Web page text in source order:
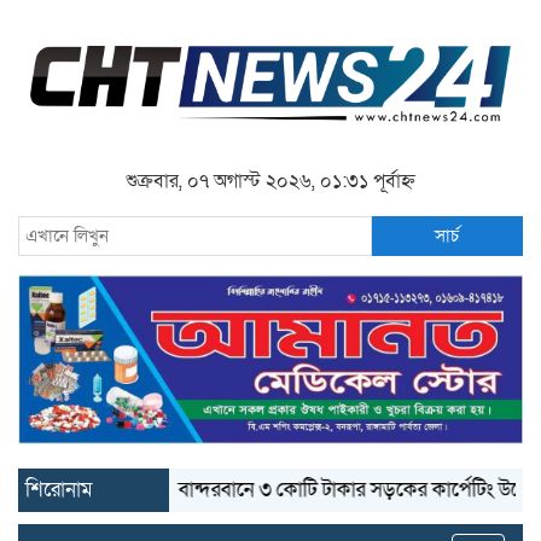
শুক্রবার, ০৭ অগাস্ট ২০২৬, ০১:৩১ পূর্বাহ্ন
সার্চ
শিরোনাম বান্দরবানে ৩ কোটি টাকার সড়কের কার্পেটিং উঠে যাচ্ছে